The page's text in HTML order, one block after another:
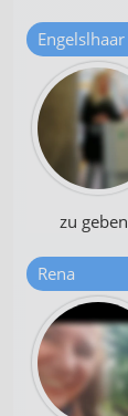
Engelslhaar
zu geben
Rena